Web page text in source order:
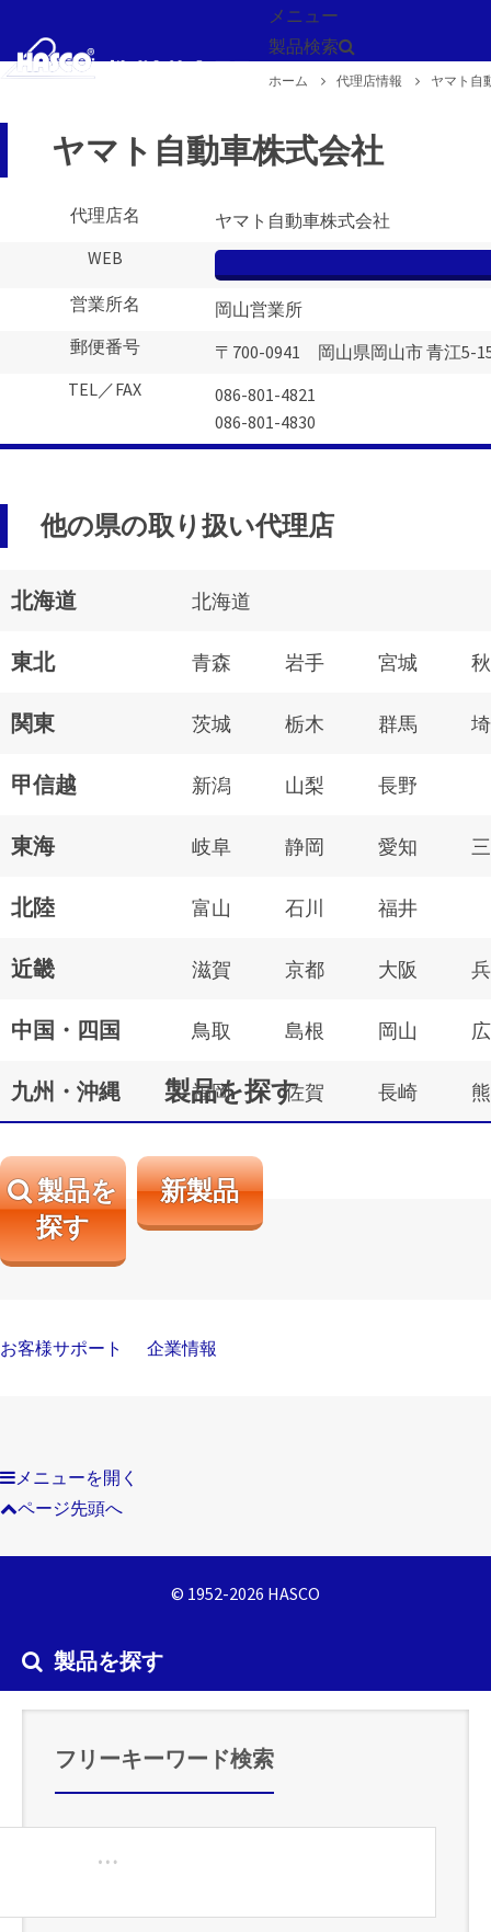
メニュー
製品検索
ホーム 代理店情報 ヤマト自
ヤマト自動車株式会社
代理店名
ヤマト自動車株式会社
WEB
営業所名
岡山営業所
郵便番号
〒700-0941 岡山県岡山市 青江5-
TEL／FAX
086-801-4821
086-801-4830
他の県の取り扱い代理店
北海道 北海道
東北 青森 岩手 宮城
関東 茨城 栃木 群馬
甲信越 新潟 山梨 長野
東海 岐阜 静岡 愛知
北陸 富山 石川 福井
近畿 滋賀 京都 大阪
中国・四国 鳥取 島根 岡山
九州・沖縄 福岡 佐賀 長崎
製品を探す
製品を
探す
新製品
お客様サポート 企業情報
メニューを開く
ページ先頭へ
© 1952-2026 HASCO
製品を探す
フリーキーワード検索